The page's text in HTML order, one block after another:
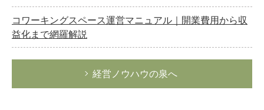
コワーキングスペース運営マニュアル｜開業費用から収
益化まで網羅解説
経営ノウハウの泉へ